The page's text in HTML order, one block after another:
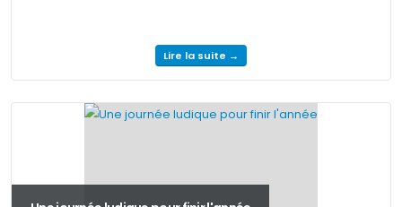
Lire la suite →